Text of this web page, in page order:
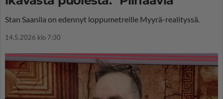
Stan Saanila on edennyt loppumetreille Myyrä-realityssä.
14.5.2026 klo 7:30